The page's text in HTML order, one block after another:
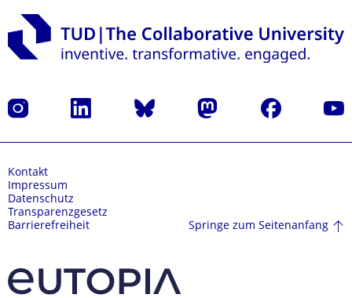
Instagram LinkedIn Bluesky Mastodon Facebook
Kontakt
Impressum
Datenschutz
Transparenzgesetz
Barrierefreiheit
Springe zum Seitenanfang